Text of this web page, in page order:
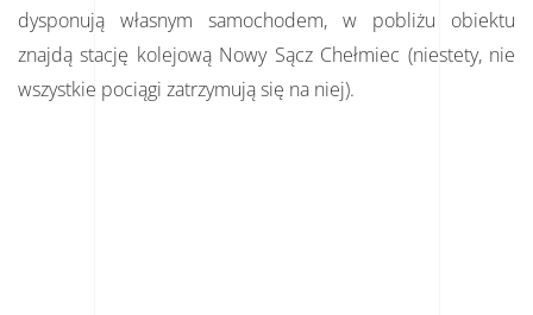
dysponują własnym samochodem, w pobliżu obiektu
znajdą stację kolejową Nowy Sącz Chełmiec (niestety, nie
wszystkie pociągi zatrzymują się na niej).